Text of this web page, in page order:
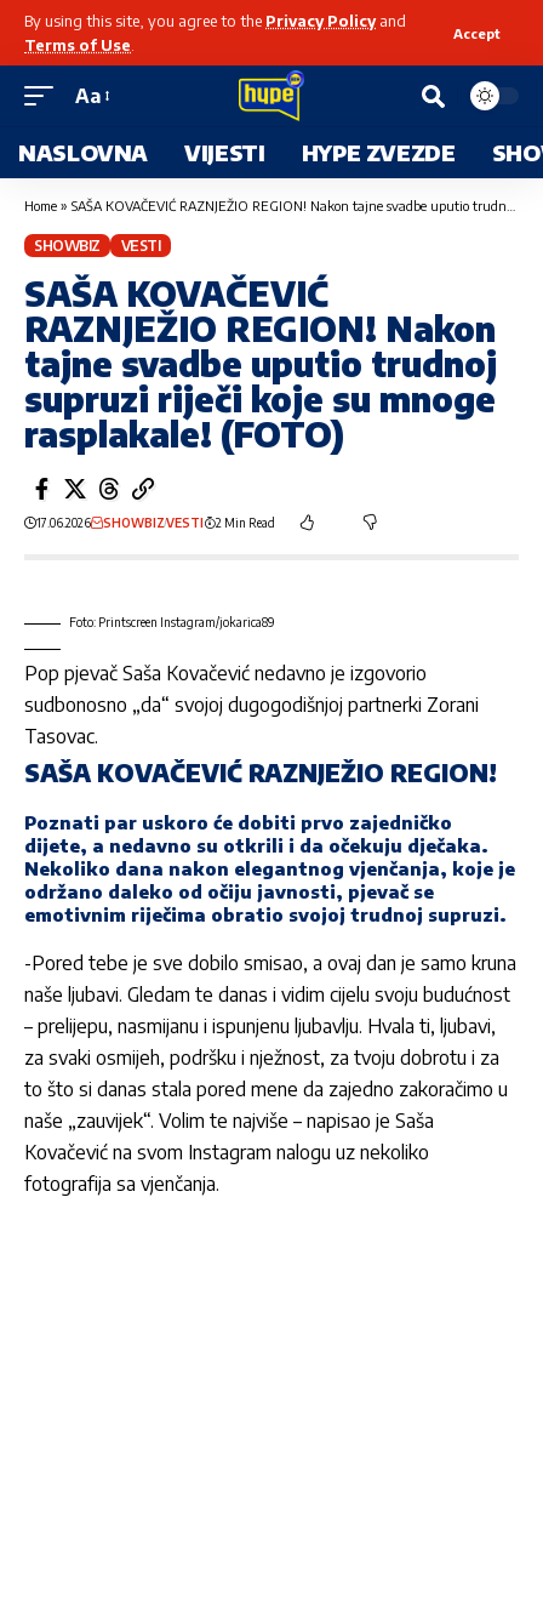
By using this site, you agree to the Privacy Policyand
Terms of Use
Accept
Aa
NASLOVNA VIJESTI HYPE ZVEZDE
Home » SAŠA KOVAČEVIĆ RAZNJEŽIO REGION! Nakon tajne svadbe uputio trudnoj supruzi riječi koje su mnoge rasplakale! (FOTO)
SHOWBIZ VESTI
SAŠA KOVAČEVIĆ
RAZNJEŽIO REGION! Nakon
tajne svadbe uputio trudnoj
supruzi riječi koje su mnoge
rasplakale! (FOTO)
17.06.2026 SHOWBIZVESTI 2 Min Read
Foto: Printscreen Instagram/jokarica89
Pop pjevač Saša Kovačević nedavno je izgovorio
sudbonosno „da“ svojoj dugogodišnjoj partnerki Zorani
Tasovac.
SAŠA KOVAČEVIĆ RAZNJEŽIO REGION!
Poznati par uskoro će dobiti prvo zajedničko
dijete, a nedavno su otkrili i da očekuju dječaka.
Nekoliko dana nakon elegantnog vjenčanja, koje je
održano daleko od očiju javnosti, pjevač se
emotivnim riječima obratio svojoj trudnoj supruzi.
-Pored tebe je sve dobilo smisao, a ovaj dan je samo kruna
naše ljubavi. Gledam te danas i vidim cijelu svoju budućnost
– prelijepu, nasmijanu i ispunjenu ljubavlju. Hvala ti, ljubavi,
za svaki osmijeh, podršku i nježnost, za tvoju dobrotu i za
to što si danas stala pored mene da zajedno zakoračimo u
naše „zauvijek“. Volim te najviše – napisao je Saša
Kovačević na svom Instagram nalogu uz nekoliko
fotografija sa vjenčanja.